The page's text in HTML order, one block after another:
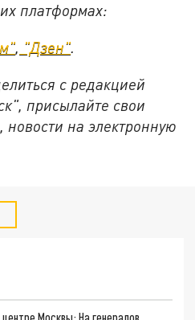
платформах:
, "Дзен".
с редакцией
присылайте свои
на электронную